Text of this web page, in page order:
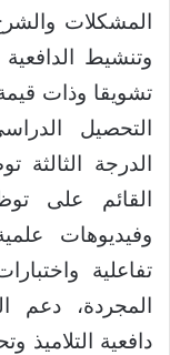
المشكلات
وتنشيط
تشويقا وذات
التحصيل
الدرجة الثالثة
القائم على
وفيديوهات
تفاعلية
المجردة، دعم
دافعية التلاميذ